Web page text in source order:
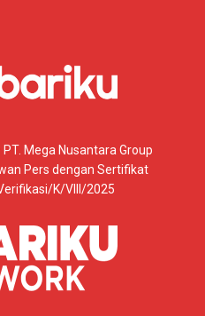
Mega Nusantara Group
Pers dengan Sertifikat
K/VIII/2025